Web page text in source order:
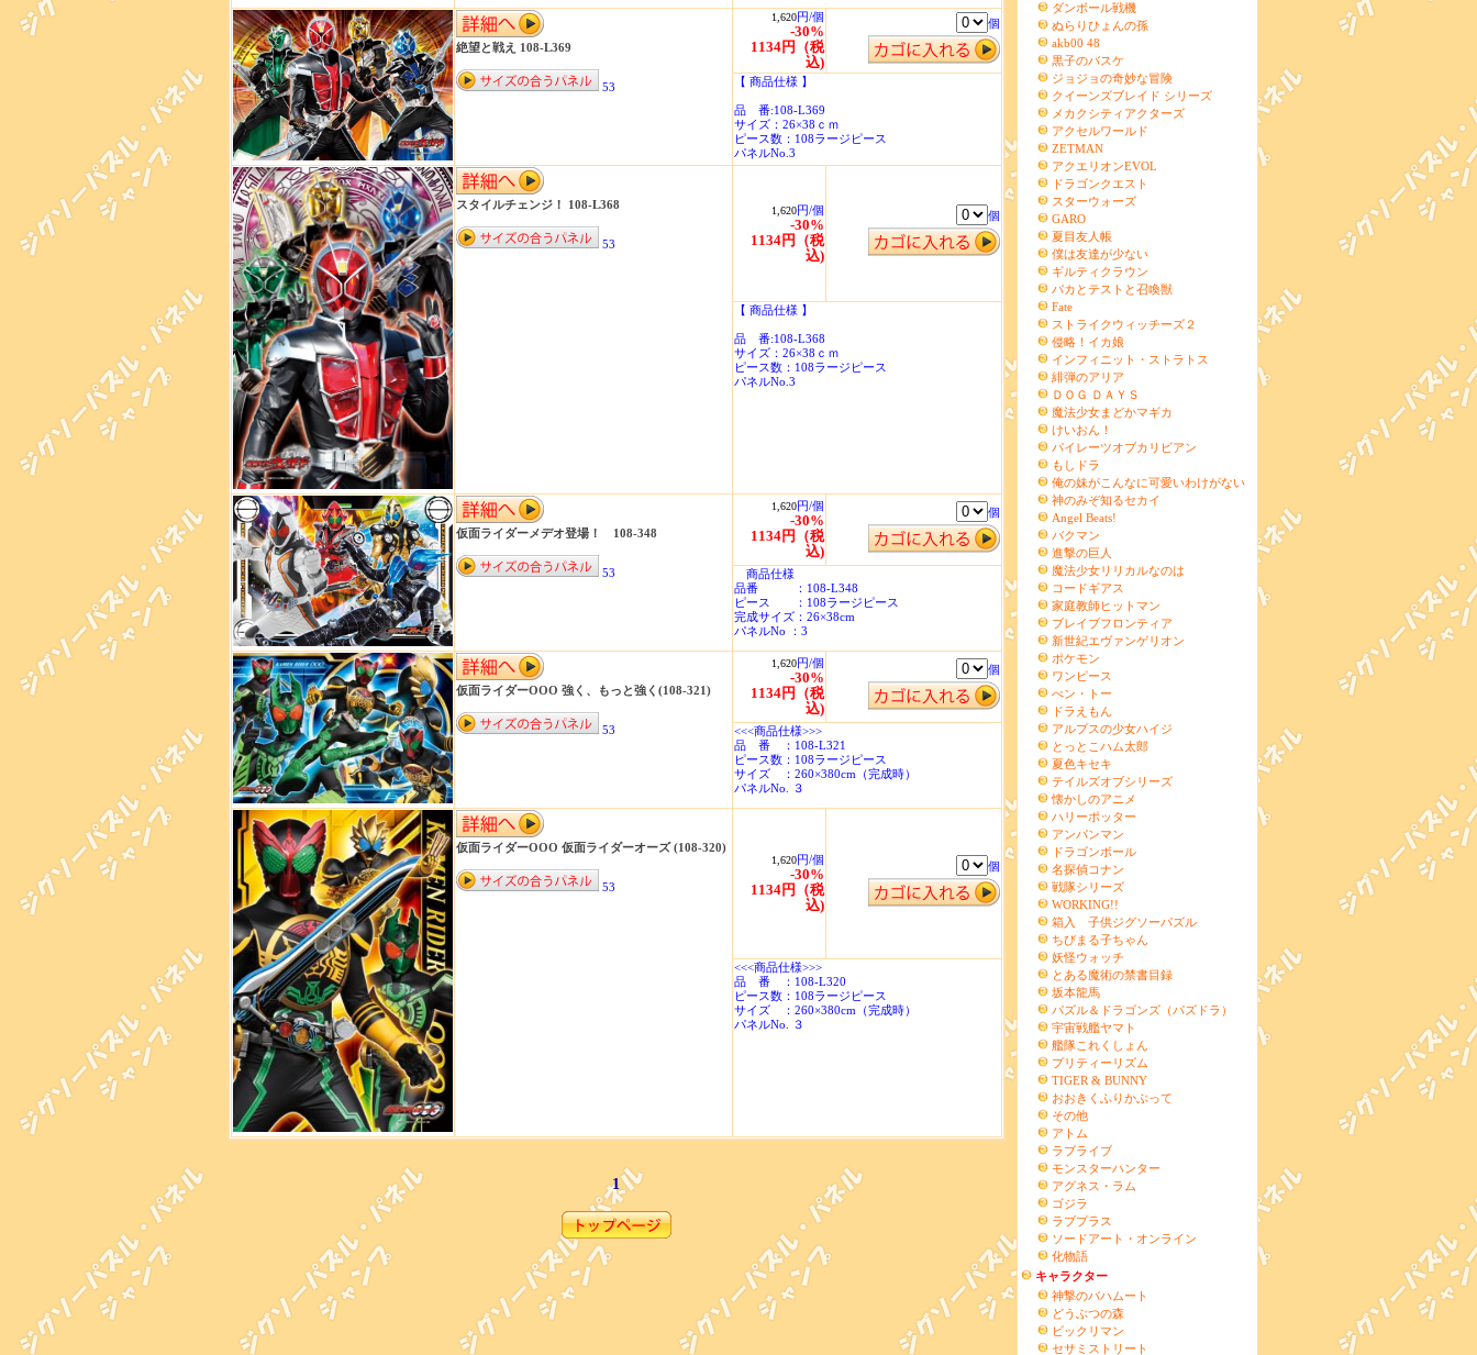
絶望と戦え 108-L369
53
1,620円/個
-30%
1134円（税
込)
個
【 商品仕様 】
品 番:108-L369
サイズ：26×38ｃｍ
ピース数：108ラージピース
パネルNo.3
スタイルチェンジ！ 108-L368
53
1,620円/個
-30%
1134円（税
込)
個
【 商品仕様 】
品 番:108-L368
サイズ：26×38ｃｍ
ピース数：108ラージピース
パネルNo.3
仮面ライダーメデオ登場！ 108-348
53
1,620円/個
-30%
1134円（税
込)
個
商品仕様
品番 ：108-L348
ピース ：108ラージピース
完成サイズ：26×38cm
パネルNo ：3
仮面ライダーOOO 強く、もっと強く(108-321)
53
1,620円/個
-30%
1134円（税
込)
個
<<<商品仕様>>>
品 番 ：108-L321
ピース数：108ラージピース
サイズ ：260×380cm（完成時）
パネルNo. ３
仮面ライダーOOO 仮面ライダーオーズ (108-320)
53
1,620円/個
-30%
1134円（税
込)
個
<<<商品仕様>>>
品 番 ：108-L320
ピース数：108ラージピース
サイズ ：260×380cm（完成時）
パネルNo. ３
1
ダンボール戦機
ぬらりひょんの孫
akb00 48
黒子のバスケ
ジョジョの奇妙な冒険
クイーンズブレイド シリーズ
メカクシティアクターズ
アクセルワールド
ZETMAN
アクエリオンEVOL
ドラゴンクエスト
スターウォーズ
GARO
夏目友人帳
僕は友達が少ない
ギルティクラウン
バカとテストと召喚獣
Fate
ストライクウィッチーズ２
侵略！イカ娘
インフィニット・ストラトス
緋弾のアリア
ＤＯＧ ＤＡＹＳ
魔法少女まどかマギカ
けいおん！
パイレーツオブカリビアン
もしドラ
俺の妹がこんなに可愛いわけがない
神のみぞ知るセカイ
Angel Beats!
バクマン
進撃の巨人
魔法少女リリカルなのは
コードギアス
家庭教師ヒットマン
ブレイブフロンティア
新世紀エヴァンゲリオン
ポケモン
ワンピース
べン・トー
ドラえもん
アルプスの少女ハイジ
とっとこハム太郎
夏色キセキ
テイルズオブシリーズ
懐かしのアニメ
ハリーポッター
アンパンマン
ドラゴンボール
名探偵コナン
戦隊シリーズ
WORKING!!
箱入 子供ジグソーパズル
ちびまる子ちゃん
妖怪ウォッチ
とある魔術の禁書目録
坂本龍馬
パズル＆ドラゴンズ（パズドラ）
宇宙戦艦ヤマト
艦隊これくしょん
プリティーリズム
TIGER & BUNNY
おおきくふりかぶって
その他
アトム
ラブライブ
モンスターハンター
アグネス・ラム
ゴジラ
ラブプラス
ソードアート・オンライン
化物語
キャラクター
神撃のバハムート
どうぶつの森
ビックリマン
セサミストリート